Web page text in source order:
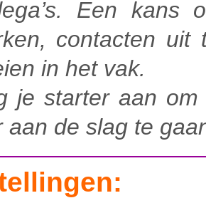
Een kans
contacten uit
in het vak.
je starter aan
aan de slag te